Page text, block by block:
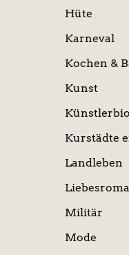
Hüte
Karneval
Kochen &
Kunst
Kurstädte
Landleben
Militär
Mode